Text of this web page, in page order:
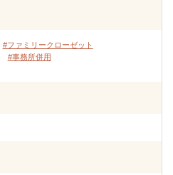
#ファミリークローゼット
#事務所併用